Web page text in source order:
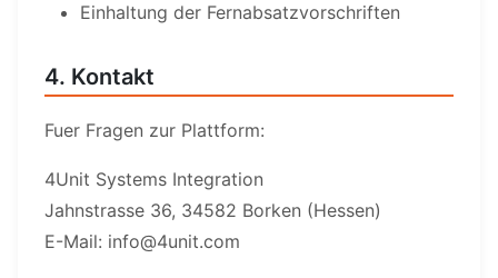
Einhaltung der Fernabsatzvorschriften
4. Kontakt
Fuer Fragen zur Plattform:
4Unit Systems Integration
Jahnstrasse 36, 34582 Borken (Hessen)
E-Mail: info@4unit.com